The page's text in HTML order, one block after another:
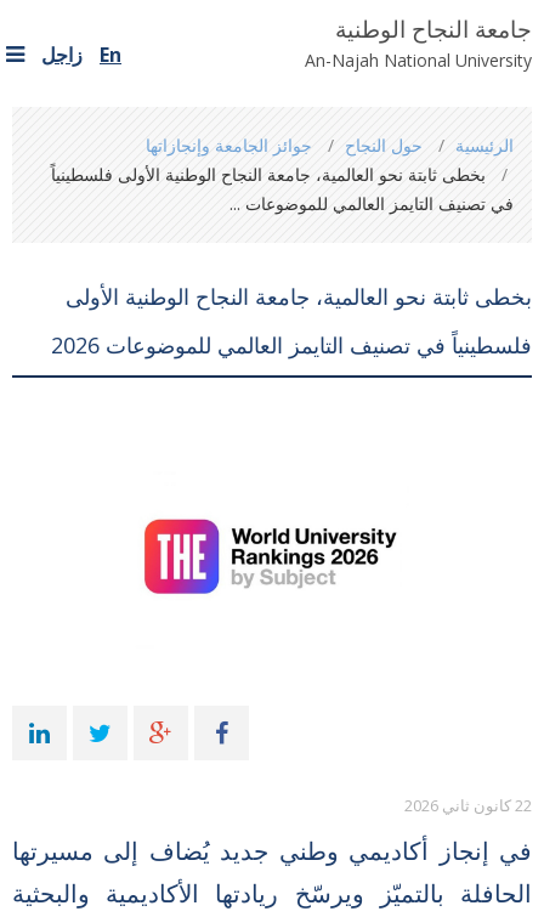
جامعة النجاح الوطنية
An-Najah National University
En زاجل
are
here
الرئيسية حول النجاح
جوائز الجامعة وإنجازاتها
بخطى ثابتة نحو العالمية، جامعة النجاح الوطنية الأولى فلسطينياً
في تصنيف التايمز العالمي للموضوعات ...
بخطى ثابتة نحو العالمية، جامعة النجاح الوطنية الأولى
فلسطينياً في تصنيف التايمز العالمي للموضوعات 2026
22 كانون ثاني 2026
في إنجاز أكاديمي وطني جديد يُضاف إلى مسيرتها
الحافلة بالتميّز ويرسّخ ريادتها الأكاديمية والبحثية